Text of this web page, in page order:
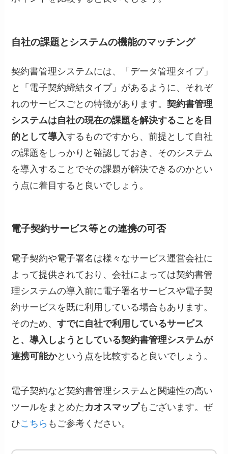
自社の課題とシステムの機能のマッチング
契約書管理システムには、「データ管理タイプ」
と「電子契約締結タイプ」があるように、それぞ
れのサービスごとの特徴があります。契約書管理
システムは自社の現在の課題を解決することを目
的として導入するものですから、前提として自社
の課題をしっかりと確認しておき、そのシステム
を導入することでその課題が解決できるのかとい
う点に着目すると良いでしょう。
電子契約サービス等との連携の可否
電子契約や電子署名は様々なサービス運営会社に
よって提供されており、会社によっては契約書管
理システムの導入前に電子署名サービスや電子契
約サービスを既に利用している場合もあります。
そのため、すでに自社で利用しているサービス
と、導入しようとしている契約書管理システムが
連携可能かという点を比較すると良いでしょう。
電子契約など契約書管理システムと関連性の高い
ツールをまとめた カオスマップもございます。ぜ
ひこちら もご参考ください。